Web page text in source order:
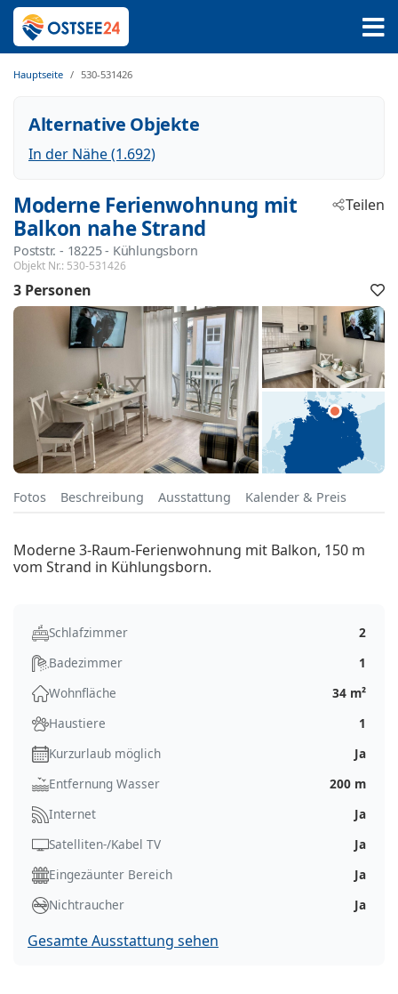
Hauptseite 530-531426
Alternative Objekte
In der Nähe (1.692)
Moderne Ferienwohnung mit
Balkon nahe Strand
Poststr. - 18225 - Kühlungsborn
Objekt Nr.: 530-531426
Teilen
3 Personen
Fotos Beschreibung Ausstattung Kalender & Preis
Moderne 3-Raum-Ferienwohnung mit Balkon, 150 m
vom Strand in Kühlungsborn.
Schlafzimmer
2
Badezimmer
1
Wohnfläche
34 m²
Haustiere
1
Kurzurlaub möglich
Ja
Entfernung Wasser
200 m
Internet
Ja
Satelliten-/Kabel TV
Ja
Eingezäunter Bereich
Ja
Nichtraucher
Ja
Gesamte Ausstattung sehen